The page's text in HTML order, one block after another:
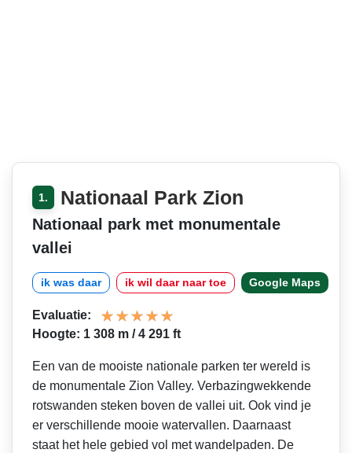
1. Nationaal Park Zion
Nationaal park met monumentale
vallei
ik was daar ik wil daar naar toe Google Maps
Evaluatie:
Hoogte: 1 308 m / 4 291 ft
Een van de mooiste nationale parken ter wereld is
de monumentale Zion Valley. Verbazingwekkende
rotswanden steken boven de vallei uit. Ook vind je
er verschillende mooie watervallen. Daarnaast
staat het hele gebied vol met wandelpaden. De